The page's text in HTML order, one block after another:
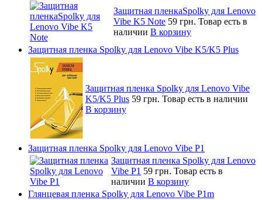
Защитная пленкаSpolky для Lenovo
Vibe K5 Note 59 грн. Товар есть в
наличии В корзину
Защитная пленка Spolky для Lenovo Vibe K5/K5 Plus
Защитная пленка Spolky для Lenovo Vibe
K5/K5 Plus 59 грн. Товар есть в наличии
В корзину
Защитная пленка Spolky для Lenovo Vibe P1
Защитная пленка Spolky для Lenovo
Vibe P1 59 грн. Товар есть в
наличии В корзину
Глянцевая пленка Spolky для Lenovo Vibe P1m